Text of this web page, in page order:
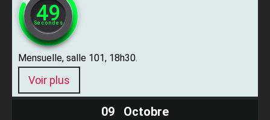
47
Secondes
Mensuelle, salle 101, 18h30.
Voir plus
09 Octobre